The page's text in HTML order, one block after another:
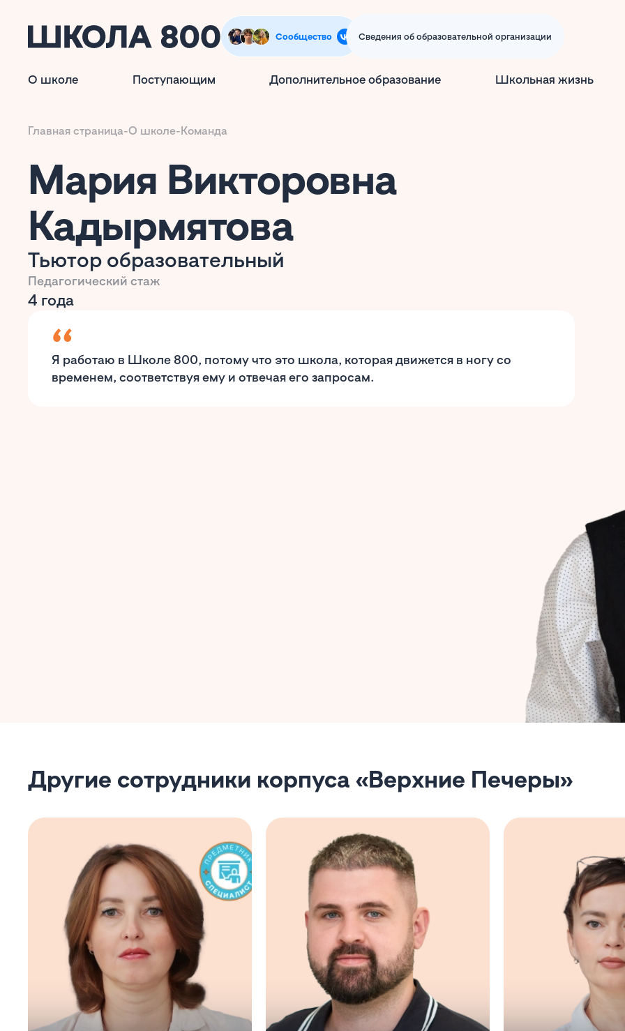
Сообщество Сведения об образовательной организации
О школе Поступающим Дополнительное образование Школьная жизнь
Главная страница-О школе-Команда
Мария Викторовна
Кадырмятова
Тьютор образовательный
Педагогический стаж
4 года
Я работаю в Школе 800, потому что это школа, которая движется в ногу со
временем, соответствуя ему и отвечая его запросам.
Другие сотрудники корпуса «Верхние Печеры»